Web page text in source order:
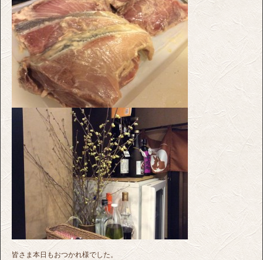
皆さま本日もおつかれ様でした。